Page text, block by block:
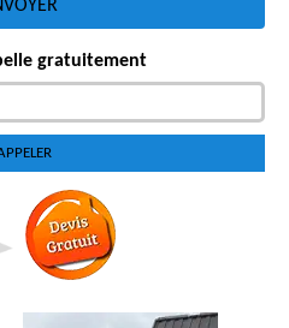
gratuitement